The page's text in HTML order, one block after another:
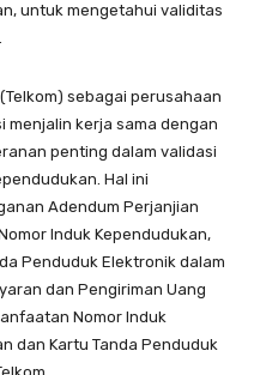
untuk mengetahui validitas
sebagai perusahaan
kerja sama dengan
penting dalam validasi
Hal ini
Adendum Perjanjian
Induk Kependudukan,
Penduduk Elektronik dalam
dan Pengiriman Uang
Nomor Induk
dan Kartu Tanda Penduduk